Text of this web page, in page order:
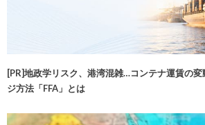
[PR]地政学リスク、港湾混雑…コンテナ運賃の
ジ方法「FFA」とは